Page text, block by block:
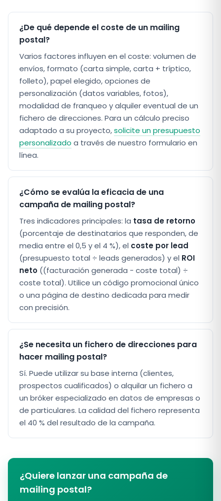
¿De qué depende el coste de un mailing
postal?
Varios factores influyen en el coste: volumen de
envíos, formato (carta simple, carta + tríptico,
folleto), papel elegido, opciones de
personalización (datos variables, fotos),
modalidad de franqueo y alquiler eventual de un
fichero de direcciones. Para un cálculo preciso
adaptado a su proyecto,solicite un presupuesto
personalizado a través de nuestro formulario en
línea.
¿Cómo se evalúa la eficacia de una
campaña de mailing postal?
Tres indicadores principales: la tasa de retorno
(porcentaje de destinatarios que responden, de
media entre el 0,5 y el 4 %), el coste por lead
(presupuesto total ÷ leads generados) y el ROI
neto ((facturación generada − coste total) ÷
coste total). Utilice un código promocional único
o una página de destino dedicada para medir
con precisión.
¿Se necesita un fichero de direcciones para
hacer mailing postal?
Sí. Puede utilizar su base interna (clientes,
prospectos cualificados) o alquilar un fichero a
un bróker especializado en datos de empresas o
de particulares. La calidad del fichero representa
el 40 % del resultado de la campaña.
¿Quiere lanzar una campaña de
mailing postal?